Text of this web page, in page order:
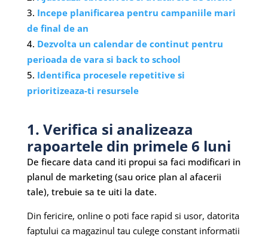
Incepe planificarea pentru campaniile mari
de final de an
Dezvolta un calendar de continut pentru
perioada de vara si back to school
Identifica procesele repetitive si
prioritizeaza-ti resursele
1. Verifica si analizeaza
rapoartele din primele 6 luni
De fiecare data cand iti propui sa faci modificari in
planul de marketing (sau orice plan al afacerii
tale), trebuie sa te uiti la date.
Din fericire, online o poti face rapid si usor, datorita
faptului ca magazinul tau culege constant informatii